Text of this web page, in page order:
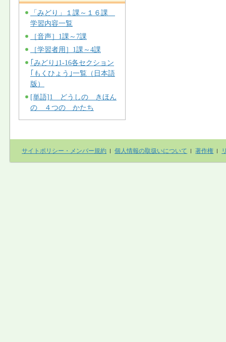
「みどり」１課～１６課
学習内容一覧
［音声］1課～7課
［学習者用］1課～4課
｢みどり｣1-16各セクション
｢もくひょう｣一覧（日本語
版）
[単語]1 どうしの きほん
の ４つの かたち
サイトポリシー・メンバー規約 個人情報の取扱いについて 著作権